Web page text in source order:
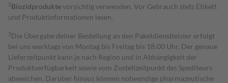
2Biozidproduktevorsichtig verwenden. Vor Gebrauch stets Etikett
und Produktinformationen lesen.
3Die Übergabe deiner Bestellung an den Paketdienstleister erfolgt
bei uns werktags von Montag bis Freitag bis 18:00 Uhr. Der genaue
Lieferzeitpunkt kann je nach Region und in Abhängigkeit der
Produktverfügbarkeit sowie vom Zustellzeitpunkt des Spediteurs
abweichen. Darüber hinaus können notwendige pharmazeutische